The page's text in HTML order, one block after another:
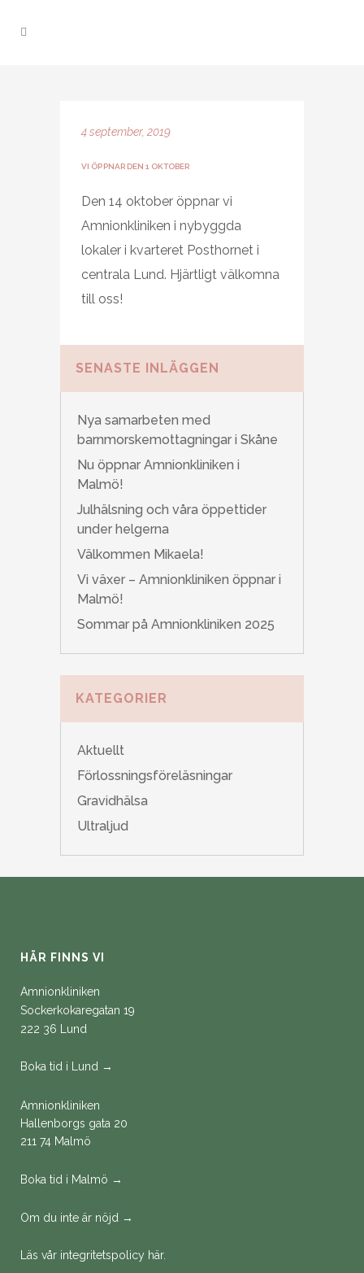
4 september, 2019
VI ÖPPNAR DEN 1 OKTOBER
Den 14 oktober öppnar vi
Amnionkliniken i nybyggda
lokaler i kvarteret Posthornet i
centrala Lund. Hjärtligt välkomna
till oss!
SENASTE INLÄGGEN
Nya samarbeten med
barnmorskemottagningar i Skåne
Nu öppnar Amnionkliniken i
Malmö!
Julhälsning och våra öppettider
under helgerna
Välkommen Mikaela!
Vi växer – Amnionkliniken öppnar i
Malmö!
Sommar på Amnionkliniken 2025
KATEGORIER
Aktuellt
Förlossningsföreläsningar
Gravidhälsa
Ultraljud
HÄR FINNS VI
Amnionkliniken
Sockerkokaregatan 19
222 36 Lund
Boka tid i Lund →
Amnionkliniken
Hallenborgs gata 20
211 74 Malmö
Boka tid i Malmö →
Om du inte är nöjd →
Läs vår integritetspolicy här.